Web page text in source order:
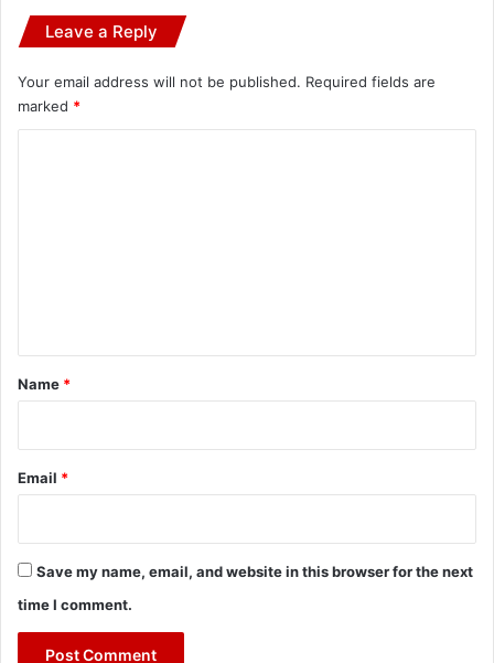
Leave a Reply
Your email address will not be published. Required fields are
marked *
*
Name *
Email *
Save my name, email, and website in this browser for the next
time I comment.